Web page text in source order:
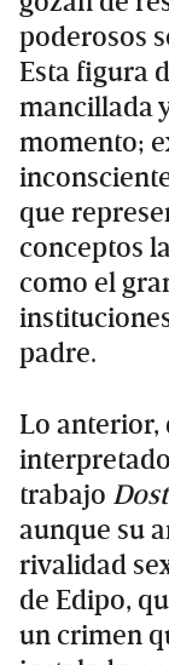
poderosos
Esta figura
mancillada
momento;
que
conceptos
como el
padre.
Lo anterior,
trabajo
aunque su
rivalidad
de Edipo,
un crimen